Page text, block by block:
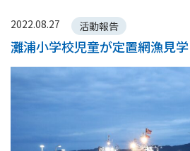
2022.08.27 活動報告
灘浦小学校児童が定置網漁見学